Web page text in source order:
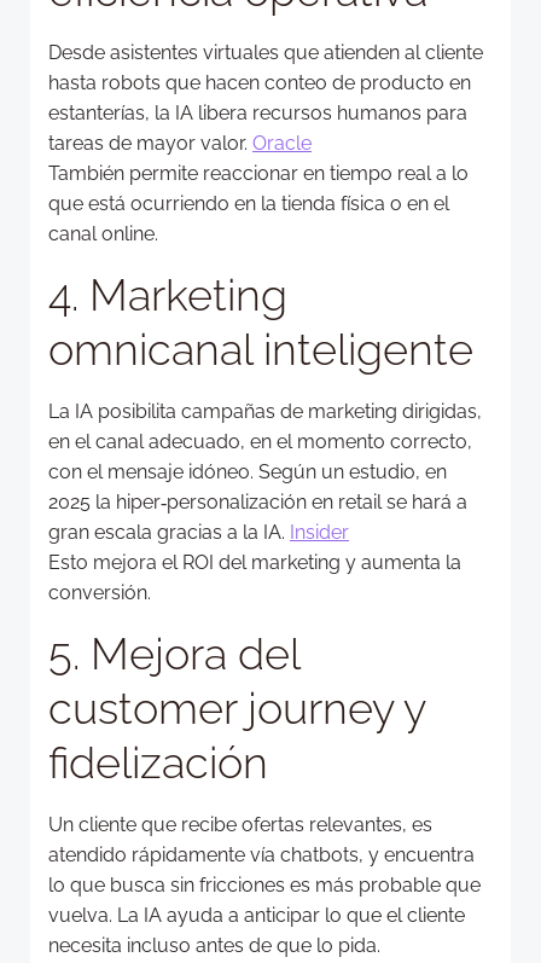
Desde asistentes virtuales que atienden al cliente
hasta robots que hacen conteo de producto en
estanterías, la IA libera recursos humanos para
tareas de mayor valor. Oracle
También permite reaccionar en tiempo real a lo
que está ocurriendo en la tienda física o en el
canal online.
4. Marketing
omnicanal inteligente
La IA posibilita campañas de marketing dirigidas,
en el canal adecuado, en el momento correcto,
con el mensaje idóneo. Según un estudio, en
2025 la hiper‐personalización en retail se hará a
gran escala gracias a la IA. Insider
Esto mejora el ROI del marketing y aumenta la
conversión.
5. Mejora del
customer journey y
fidelización
Un cliente que recibe ofertas relevantes, es
atendido rápidamente vía chatbots, y encuentra
lo que busca sin fricciones es más probable que
vuelva. La IA ayuda a anticipar lo que el cliente
necesita incluso antes de que lo pida.